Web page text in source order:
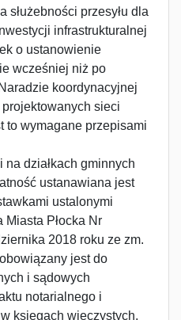
służebności przesyłu dla
infrastrukturalnej
o ustanowienie
wcześniej niż po
koordynacyjnej
sieci
to wymagane przepisami
na działkach gminnych
ustanawiana jest
ustalonymi
Płocka Nr
2018 roku ze zm.
jest do
i sądowych
notarialnego i
księgach wieczystych,